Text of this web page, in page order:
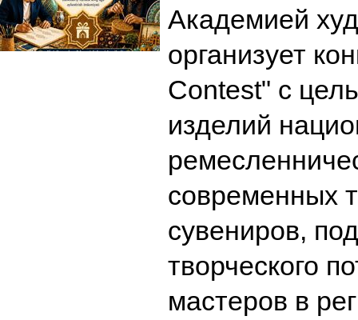
Академией
организует
Contest" с
изделий
современных
сувениров,
творческого
мастеров в